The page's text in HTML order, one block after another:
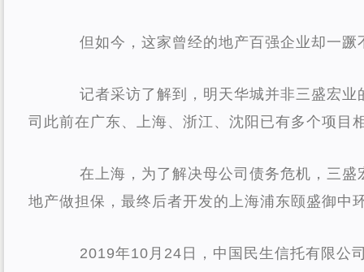
但如今，这家曾经的地产百强企业却一蹶
记者采访了解到，明天华城并非三盛宏业
司此前在广东、上海、浙江、沈阳已有多个项目
在上海，为了解决母公司债务危机，三
地产做担保，最终后者开发的上海浦东颐盛御中
2019年10月24日，中国民生信托有限公